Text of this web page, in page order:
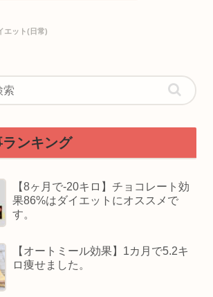
エット(日常)
ランキング
【8ヶ月で-20キロ】チョコレート効
果86%はダイエットにオススメで
す。
【オートミール効果】1カ月で5.2キ
ロ痩せました。